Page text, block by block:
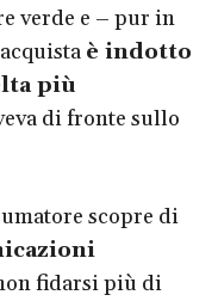
verde e – pur in
è indotto
più
di fronte sullo
scopre di
fidarsi più di